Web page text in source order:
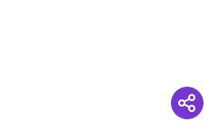
i participació